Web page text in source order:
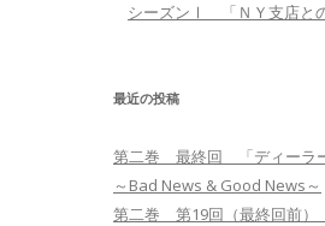
第二巻 第18回
第二巻 第19回（
シーズンⅠ 「ＮＹ支店と
最近の投稿
第二巻 最終回 「ディーラー
～Bad News & Good News～
第二巻 第19回（最終回前